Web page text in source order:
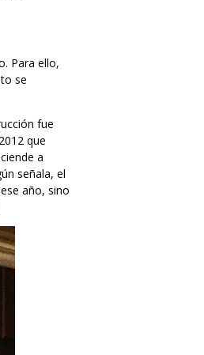
Para ello,
se
fue
que
a
señala, el
año, sino